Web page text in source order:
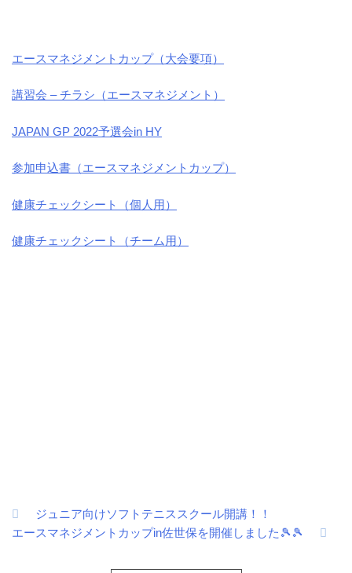
エースマネジメントカップ（大会要項）
講習会 – チラシ（エースマネジメント）
JAPAN GP 2022予選会in HY
参加申込書（エースマネジメントカップ）
健康チェックシート（個人用）
健康チェックシート（チーム用）
投
ジュニア向けソフトテニススクール開講！！
エースマネジメントカップin佐世保を開催しました🎾🎾